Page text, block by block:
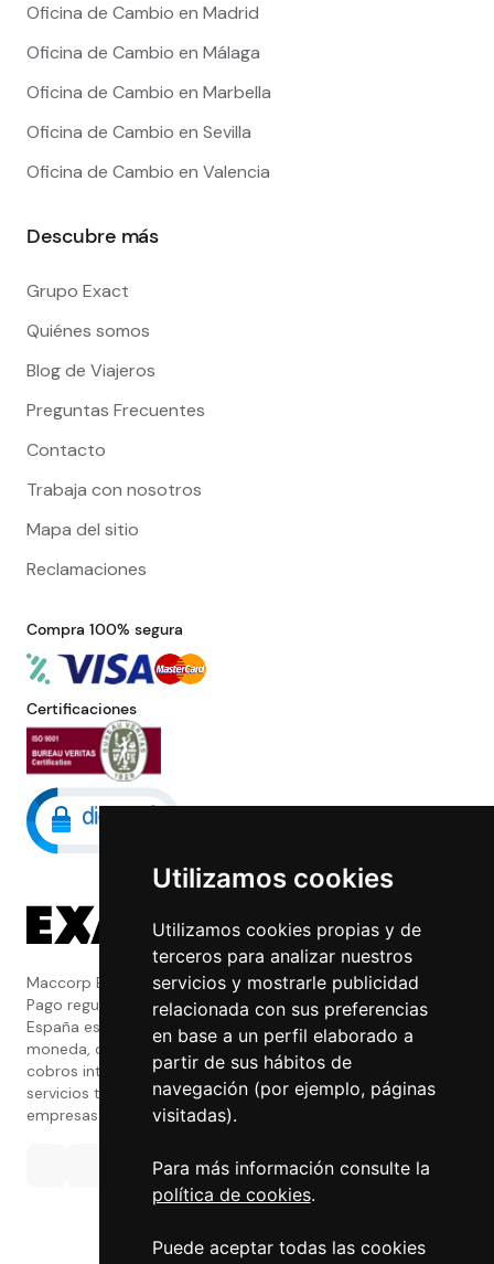
Utilizamos cookies
Utilizamos cookies propias y de
terceros para analizar nuestros
servicios y mostrarle publicidad
relacionada con sus preferencias
en base a un perfil elaborado a
partir de sus hábitos de
navegación (por ejemplo, páginas
visitadas).
Para más información consulte la
política de cookies.
Puede aceptar todas las cookies
Oficina de Cambio en Madrid
Oficina de Cambio en Málaga
Oficina de Cambio en Marbella
Oficina de Cambio en Sevilla
Oficina de Cambio en Valencia
Descubre más
Grupo Exact
Quiénes somos
Blog de Viajeros
Preguntas Frecuentes
Contacto
Trabaja con nosotros
Mapa del sitio
Reclamaciones
Compra 100% segura
Certificaciones
Maccorp Exact Change es una Entidad de
Pago regulada y con licencia del Banco de
España especializada en cambio de
moneda, divisas, transferencias, pagos y
cobros internacionales que presta estos
servicios tanto a particulares como a
empresas.